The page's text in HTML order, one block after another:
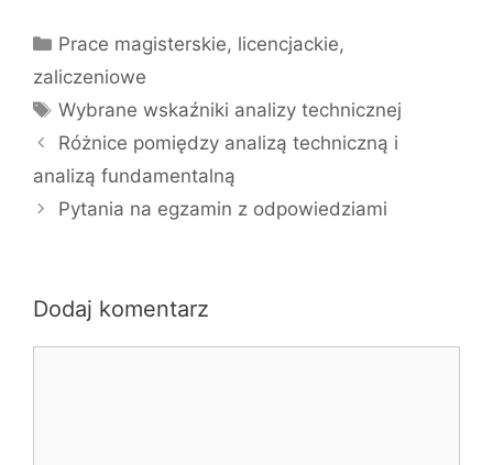
Kategorie
Prace magisterskie, licencjackie,
zaliczeniowe
Tagi
Wybrane wskaźniki analizy technicznej
Różnice pomiędzy analizą techniczną i
analizą fundamentalną
Pytania na egzamin z odpowiedziami
Dodaj komentarz